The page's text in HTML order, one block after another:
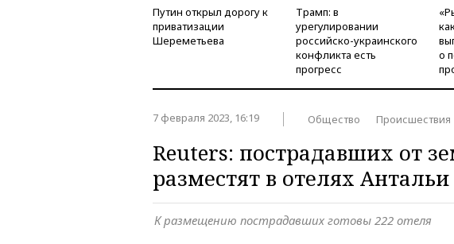
Путин открыл дорогу к
приватизации
Шереметьева
Трамп: в
урегулировании
российско-украинского
конфликта есть
прогресс
о
7 февраля 2023, 16:19 Общество Происшествия
Reuters: пострадавших от
разместят в отелях Антальи
К размещению пострадавших готовы 222 отеля